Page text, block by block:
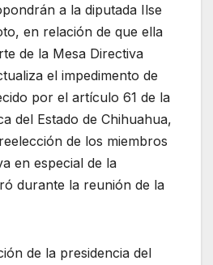
a la diputada Ilse
en relación de que ella
de la Mesa Directiva
el impedimento de
por el artículo 61 de la
del Estado de Chihuahua,
de los miembros
en especial de la
durante la reunión de la
de la presidencia del